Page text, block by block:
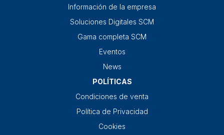
Información de la empresa
Soluciones Digitales SCM
Gama completa SCM
Eventos
News
POLÍTICAS
Condiciones de venta
Política de Privacidad
Cookies